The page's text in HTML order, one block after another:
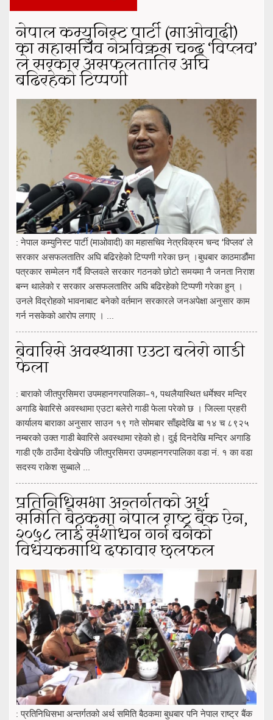
नेपाल कम्युनिस्ट पार्टी (माओवादी)
का महासचिव नेत्रविक्रम चन्द ‘विप्लव’
ले सरकार असफलतातिर अघि
बढिरहेको टिप्पणी
: नेपाल कम्युनिस्ट पार्टी (माओवादी) का महासचिव नेत्रविक्रम चन्द ‘विप्लव’ ले
सरकार असफलतातिर अघि बढिरहेको टिप्पणी गरेका छन् ।बुधबार काठमाडौंमा
पत्रकार सम्मेलन गर्दै विप्लवले सरकार गठनको छोटो समयमा नै जनता निराश
बन्न थालेको र सरकार असफलतातिर अघि बढिरहेको टिप्पणी गरेका हुन् ।
उनले विद्रोहको भावनाबाट बनेको वर्तमान सरकारले जनअपेक्षा अनुसार काम
गर्न नसकेको आरोप लगाए । ...
बेवारिसे अवस्थामा एउटा बलेरो गाडी
फेला
: बाराको जीतपुरसिमरा उपमहानगरपालिका–१, पथलैयास्थित धर्मेश्वर मन्दिर
अगाडि बेवारिसे अवस्थामा एउटा बलेरो गाडी फेला परेको छ । जिल्ला प्रहरी
कार्यालय बाराका अनुसार साउन १९ गते सोमबार साँझदेखि बा १४ च ८९२५
नम्बरको उक्त गाडी बेवारिसे अवस्थामा रहेको हो। दुई दिनदेखि मन्दिर अगाडि
गाडी एकै ठाउँमा देखेपछि जीतपुरसिमरा उपमहानगरपालिका वडा नं. १ का वडा
सदस्य राकेश सुब्बाले ...
प्रतिनिधिसभा अन्तर्गतको अर्थ
समिति बैठकमा नेपाल राष्ट्र बैंक ऐन,
२०५८ लाई संशोधन गर्न बनेको
विधेयकमाथि दफावार छलफल
: प्रतिनिधिसभा अन्तर्गतको अर्थ समिति बैठकमा बुधबार पनि नेपाल राष्ट्र बैंक